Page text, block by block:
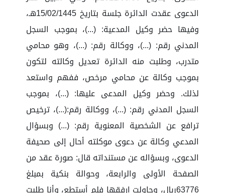
الدعوى عقدت الدائرة جلسة بتاريخ 15/02/1445هـ،
وفيها حضر وكيل المدعية: (...)، بموجب السجل
المدني رقم: (...)، ووكالة رقم: (...)، وهو محامي
متدرب، وطلبت منه الدائرة تعديل وكالته لتكون
بموجب وكالة عن محامي مرخص، ففهم واستعد
لذلك. وحضر وكيل المدعى عليها: (...)، بموجب
السجل المدني رقم: (...)، ووكالة رقم:(...)، ترخيص
ترافع عن الشخصية المعنوية رقم: (...) وبسؤال
المدعي وكالة عن دعوى موكلته أحال إلى صحيفة
الدعوى، وبسؤاله عن مستنداته قال: صورة عقد من
الصفحة الأولى والرابعة، وحوالة بنكية بمبلغ
63776ريال، وحاولت ارفقها فلم أستطع، وأنا طلبت